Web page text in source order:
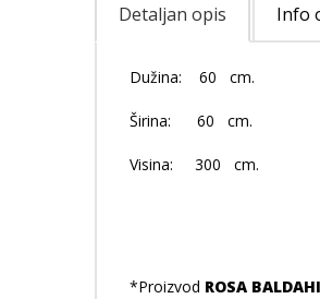
Detaljan opis Info
Dužina: 60 cm.
Širina: 60 cm.
Visina: 300 cm.
*Proizvod ROSA